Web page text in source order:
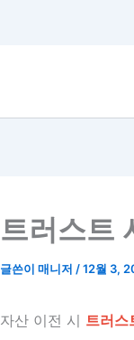
트러스트
글쓴이 매니저 /12월 3,
자산 이전 시 트러스